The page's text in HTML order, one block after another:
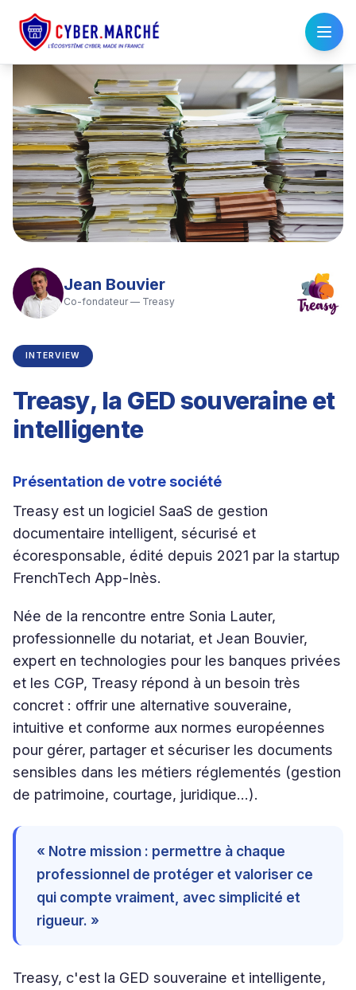
Jean Bouvier
Co-fondateur— Treasy
INTERVIEW
Treasy, la GED souveraine et
intelligente
Présentation de votre société
Treasy est un logiciel SaaS de gestion
documentaire intelligent, sécurisé et
écoresponsable, édité depuis 2021 par la startup
FrenchTech App-Inès.
Née de la rencontre entre Sonia Lauter,
professionnelle du notariat, et Jean Bouvier,
expert en technologies pour les banques privées
et les CGP, Treasy répond à un besoin très
concret : offrir une alternative souveraine,
intuitive et conforme aux normes européennes
pour gérer, partager et sécuriser les documents
sensibles dans les métiers réglementés (gestion
de patrimoine, courtage, juridique...).
« Notre mission : permettre à chaque
professionnel de protéger et valoriser ce
qui compte vraiment, avec simplicité et
rigueur. »
Treasy, c'est la GED souveraine et intelligente,